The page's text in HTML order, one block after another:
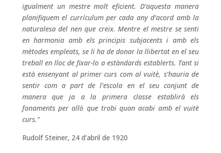
igualment un mestre molt eficient. D’aquesta manera
planifiquem el currículum per cada any d’acord amb la
naturalesa del nen que creix. Mentre el mestre se senti
en harmonia amb els principis subjacents i amb els
mètodes empleats, se li ha de donar la llibertat en el seu
treball en lloc de fixar-lo a estàndards establerts. Tant si
està ensenyant al primer curs com al vuitè, s’hauria de
sentir com a part de l’escola en el seu conjunt de
manera que ja a la primera classe establirà els
fonaments per allò que trobi quan acabi ambel vuitè
curs.”
Rudolf Steiner, 24 d’abril de 1920